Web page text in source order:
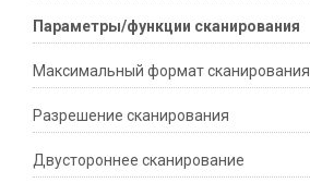
Параметры/функции сканирования
Максимальный формат сканирования
Разрешение сканирования
Двустороннее сканирование